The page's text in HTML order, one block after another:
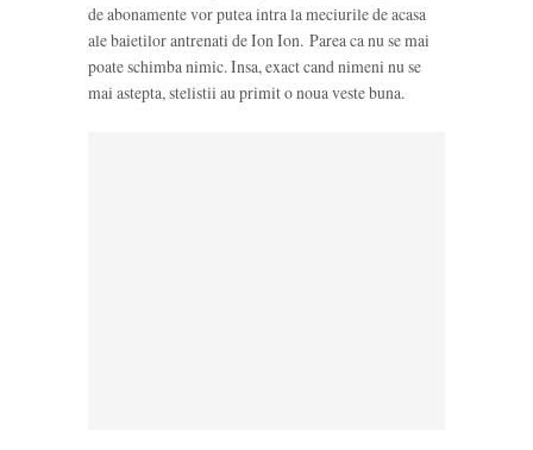
de abonamente vor putea intra la meciurile de acasa
ale baietilor antrenati de Ion Ion. Parea ca nu se mai
poate schimba nimic. Insa, exact cand nimeni nu se
mai astepta, stelistii au primit o noua veste buna.